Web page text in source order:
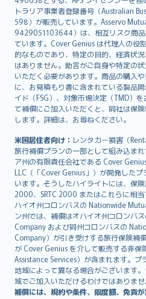
トラリア事業者登録番号（Australian
598）が販売しています。Asservo
9429051103644）は、相互リスク商
ています。Cover Genius は代理人の役
的なものであり、特定の目的、経済状
はありません。助言がご自身や特定の
いただく必要があります。商品の購入
に、お見積もり書に含まれている製品
イド（FSG）、対象市場決定（TMD）
て補償にご加入いただくと、同社は保
します。詳細は、お尋ねください。
米国居住者向け： レンタカー損害（
旅行補償プランの一部として組み込ま
ア州の有限責任会社である Cover
LLC（「Cover Genius」）が開発した
います。そうしたハイライトには、保
2000、SRTC 2000 またはこれらに相
ハイオ州コロンバスの Nationwide
ン州では、補償はオハイオ州コロンバ
Company および同州コロンバスの
Company）が引き受けする旅行保険補
が Cover Genius を介して販売する非保
Assistance Services）が含まれます。プ
地域によって異なる場合がございます
域でご加入いただけるわけではありませ
補償には、規約や条件、限度額、免責が
한국어
dansk
norsk
suomi
العربيّة
Türkçe
česky
Русский
български
català
Hrvatski
eesti
Ελληνικά
Magyar
Íslenska
Bahasa Indonesia
latviešu
Lietuviškai
Bahasa Melayu